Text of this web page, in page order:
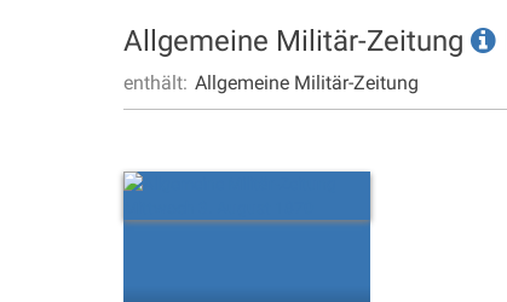
Allgemeine Militär-Zeitung
enthält: Allgemeine Militär-Zeitung